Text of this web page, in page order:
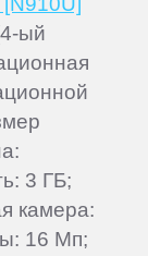
ый
3 ГБ;
камера:
16 Мп;